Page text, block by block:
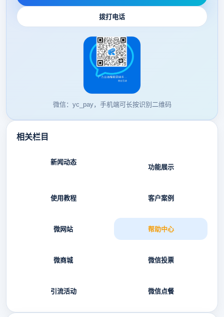
拨打电话
微信：yc_pay，手机端可长按识别二维码
相关栏目
新闻动态
功能展示
使用教程 客户案例
微网站 帮助中心
微商城 微信投票
引流活动 微信点餐